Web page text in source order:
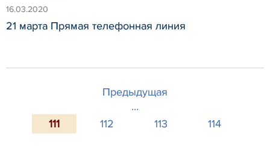
16.03.2020
21 марта Прямая телефонная линия
Предыдущая
...
111
112 113 114